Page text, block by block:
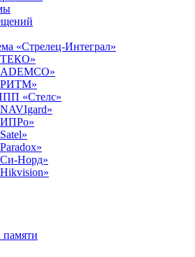
«Стрелец-Интеграл»
«Стелс»
Норд»